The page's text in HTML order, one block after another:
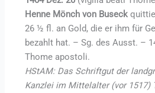
Henne Mönch von Buseck
26 ½ fl. an Gold, die er ihm für
bezahlt hat. – Sg. des Ausst. –
Thome apostoli.
HStAM: Das Schriftgut der
Kanzlei im Mittelalter (vor 1517)